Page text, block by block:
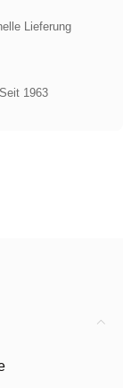
Lieferung
Seit 1963